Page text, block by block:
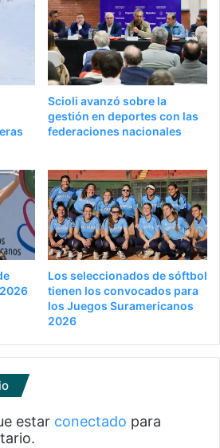
Scioli avanzó sobre la
gestión en deportes con las
federaciones nacionales
Los seleccionados de sóftbol
tienen los convocados para
los Juegos Suramericanos
2026
estar conectado para